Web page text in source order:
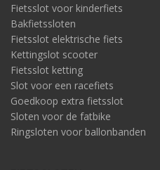
Fietsslot voor kinderfiets
Bakfietssloten
Fietsslot elektrische fiets
Kettingslot scooter
Fietsslot ketting
Slot voor een racefiets
Goedkoop extra fietsslot
Sloten voor de fatbike
Ringsloten voor ballonbanden